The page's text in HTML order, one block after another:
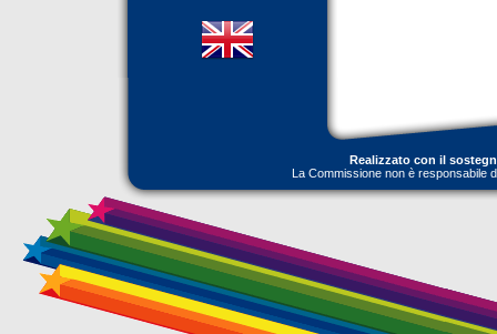
Realizzato con il
La Commissione non è responsabile